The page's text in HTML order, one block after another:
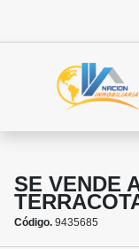
SE VENDE
Código. 9435685